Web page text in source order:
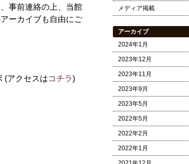
事前連絡の上、当館
ーカイブも自由にご
(アクセスはコチラ)
メディア掲載
アーカイブ
2024年1月
2023年12月
2023年11月
2023年9月
2023年5月
2022年5月
2022年2月
2022年1月